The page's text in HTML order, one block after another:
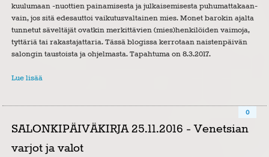
kuulumaan -nuottien painamisesta ja julkaisemisesta puhumattakaan-
vain, jos sitä edesauttoi vaikutusvaltainen mies. Monet barokin ajalta
tunnetut säveltäjät ovatkin merkittävien (mies)henkilöiden vaimoja,
tyttäriä tai rakastajattaria. Tässä blogissa kerrotaan naistenpäivän
salongin taustoista ja ohjelmasta. Tapahtuma on 8.3.2017.
Lue lisää
0
SALONKIPÄIVÄKIRJA 25.11.2016 - Venetsian
varjot ja valot